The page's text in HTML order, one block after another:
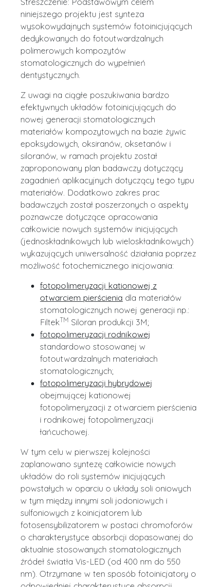
niniejszego projektu jest synteza
wysokowydajnych systemów fotoinicjujących
dedykowanych do fotoutwardzalnych
polimerowych kompozytów
stomatologicznych do wypełnień
dentystycznych.
Z uwagi na ciągłe poszukiwania bardzo
efektywnych układów fotoinicjujących do
nowej generacji stomatologicznych
materiałów kompozytowych na bazie żywic
epoksydowych, oksiranów, oksetanów i
siloranów, w ramach projektu został
zaproponowany plan badawczy dotyczący
zagadnień aplikacyjnych dotyczący tego typu
materiałów. Dodatkowo zakres prac
badawczych został poszerzonych o aspekty
poznawcze dotyczące opracowania
całkowicie nowych systemów inicjujących
(jednoskładnikowych lub wieloskładnikowych)
wykazujących uniwersalność działania poprzez
możliwość fotochemicznego inicjowania:
fotopolimeryzacji kationowej z
otwarciem pierścienia dla materiałów
stomatologicznych nowej generacji np.:
FiltekTM Siloran produkcji 3M;
fotopolimeryzacji rodnikowej
standardowo stosowanej w
fotoutwardzalnych materiałach
stomatologicznych;
fotopolimeryzacji hybrydowej
obejmującej kationowej
fotopolimeryzacji z otwarciem pierścienia
i rodnikowej fotopolimeryzacji
łańcuchowej.
W tym celu w pierwszej kolejności
zaplanowano syntezę całkowicie nowych
układów do roli systemów inicjujących
powstałych w oparciu o układy soli oniowych
w tym między innymi soli jodoniowych i
sulfoniowych z koinicjatorem lub
fotosensybilizatorem w postaci chromoforów
o charakterystyce absorbcji dopasowanej do
aktualnie stosowanych stomatologicznych
źródeł światła Vis-LED (od 400 nm do 550
nm). Otrzymane w ten sposób fotoinicjatory o